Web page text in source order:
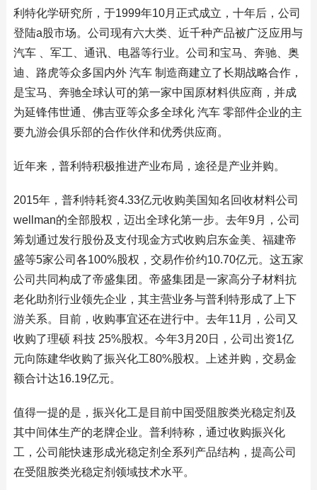
利特化学研究所，于1999年10月正式成立，十年后，公司
登陆a股市场。公司现有六大类、近千种产品被广泛应用与
汽车 、军工、通讯、电器等行业。公司和宝马、奔驰、奥
迪、路虎等众多国内外 汽车 制造商建立了长期战略合作，
是宝马、奔驰全球认可的第一家中国原材料供应商，并成
为延锋伟世通、佛吉亚等众多全球化 汽车 零部件企业的主
要九游会俱乐部的合作伙伴和优秀供应商。
近年来，普利特积极推进产业布局，途径是产业并购。
2015年，普利特耗资4.33亿元收购美国知名回收材料公司
wellman的全部股权，迈出全球化第一步。去年9月，公司
筹划通过发行股份及支付现金方式收购启东金美、福建帝
盛等5家公司各100%股权，交易作价约10.70亿元。这五家
公司共同构成了帝盛集团。帝盛集团是一家高分子材料抗
老化助剂行业领先企业，其主营业务与普利特形成了上下
游关系。目前，收购事宜还在进行中。去年11月，公司又
收购了理硕 科技 25%股权。今年3月20日，公司出资1亿
元向陈建华收购了振兴化工80%股权。上述并购，交易金
额合计达16.19亿元。
值得一提的是，振兴化工是目前中国受阻胺类光稳定剂及
其中间体生产的老牌企业。普利特称，通过收购振兴化
工，公司能快速形成光稳定剂全系列产品结构，提高公司
在受阻胺类光稳定剂领域技术水平。